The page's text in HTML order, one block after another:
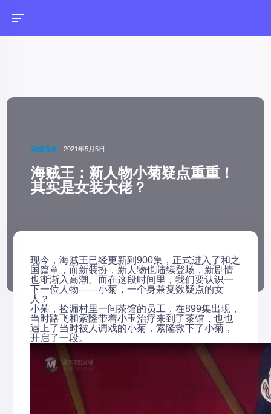
动漫乱评 -2021年5月5日
海贼王：新人物小菊疑点重重！
其实是女装大佬？
现今，海贼王已经更新到900集，正式进入了和之
国篇章，而新装扮，新人物也陆续登场，新剧情
也渐渐入高潮。而在这段时间里，我们要认识一
下一位人物——小菊，一个身兼复数疑点的女
人？
小菊，捡漏村里一间茶馆的员工，在899集出现，
当时路飞和索隆带着小玉治疗来到了茶馆，也也
遇上了当时被人调戏的小菊，索隆救下了小菊，
开启了一段。